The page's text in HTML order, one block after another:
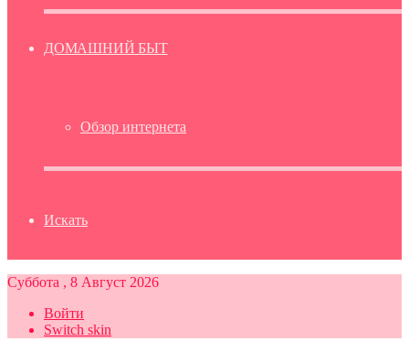
ДОМАШНИЙ БЫТ
Обзор интернета
Искать
Суббота , 8 Август 2026
Войти
Switch skin